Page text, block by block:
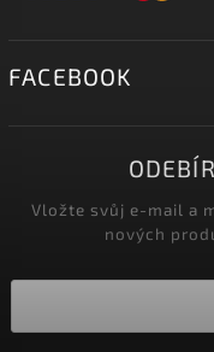
FACEBOOK
Vložte svůj e-mail a
nových